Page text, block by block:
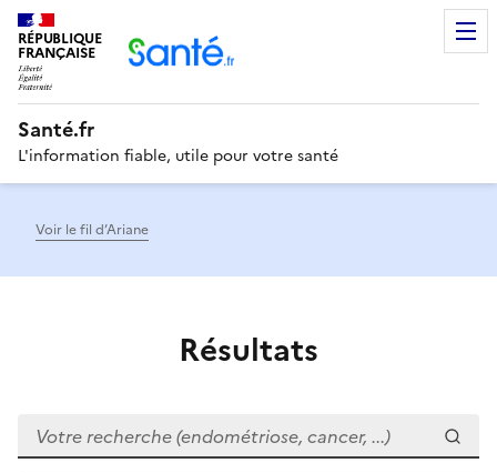
RÉPUBLIQUE
FRANÇAISE
Santé.fr
L'information fiable, utile pour votre santé
Voir le fil d’Ariane
Résultats
Votre recherche (endométriose, cancer, ...)